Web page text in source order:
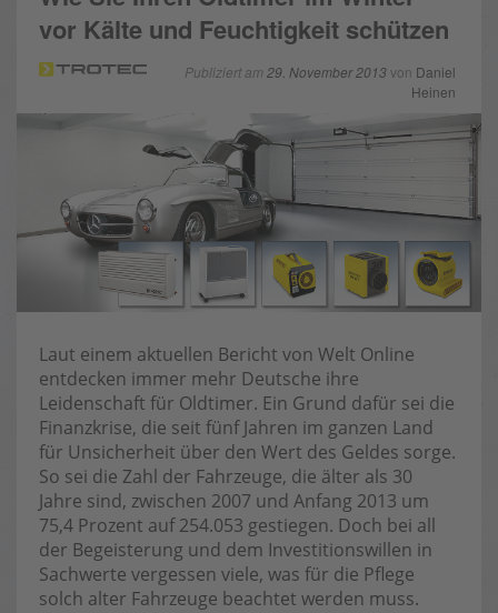
vor Kälte und Feuchtigkeit schützen
Publiziert am 29. November 2013von Daniel
Heinen
Laut einem aktuellen Bericht von Welt Online
entdecken immer mehr Deutsche ihre
Leidenschaft für Oldtimer. Ein Grund dafür sei die
Finanzkrise, die seit fünf Jahren im ganzen Land
für Unsicherheit über den Wert des Geldes sorge.
So sei die Zahl der Fahrzeuge, die älter als 30
Jahre sind, zwischen 2007 und Anfang 2013 um
75,4 Prozent auf 254.053 gestiegen. Doch bei all
der Begeisterung und dem Investitionswillen in
Sachwerte vergessen viele, was für die Pflege
solch alter Fahrzeuge beachtet werden muss.